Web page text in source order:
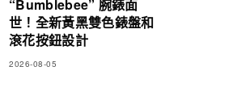
“Bumblebee” 腕錶面
世！全新黃黑雙色錶盤和
滾花按鈕設計
2026-08-05